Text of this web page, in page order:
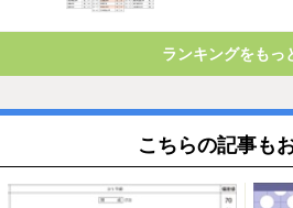
ランキングをもっ
こちらの記事も